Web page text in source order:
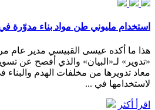
استخدام مليوني طن مواد بناء مدوّرة
هذا ما أكده عيسى القبيسي مدير عام
«تدوير» لـ«البيان» والذي أفصح عن
معاد تدويرها من مخلفات الهدم والبناء
لاستخدامها في ...
اقرأ أكثر